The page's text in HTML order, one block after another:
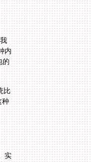
比
种
实
东
连